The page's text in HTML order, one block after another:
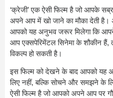
‘क्रेजी’ एक ऐसी फिल्म है जो आपके
अपने आप में खो जाने का मौका देती
आपको यह अनुभव जरूर मिलेगा कि
आप एक्सपेरिमेंटल सिनेमा के शौकीन हैं,
विकल्प हो सकती है।
इस फिल्म को देखने के बाद आपको यह
लिए नहीं, बल्कि सोचने और समझने के
ऐसी फिल्म है जो आपको अपने आप पर